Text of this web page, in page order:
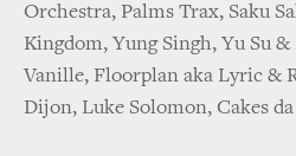
Orchestra, Palms Trax, Saku
Kingdom, Yung Singh, Yu Su &
Vanille, Floorplan aka Lyric &
Dijon, Luke Solomon, Cakes